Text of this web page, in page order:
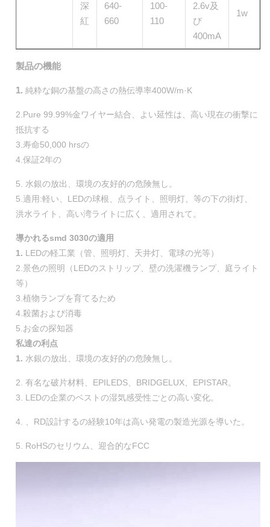
深
紅
640-
660
100-
110
2.6v及
び
400mA
1w
製品の機能
1. 純粋な銅の基盤の高さの熱伝導率400W/m·K
2.Pure 99.99%金ワイヤー結合、よい延性は、高い現在の衝撃に
抵抗する
3.寿命50,000 hrsの
4.保証2年の
5. 水銀の放出、環境の友好的の危険無し。
5.適用:軽い、LEDの球根、点ライト、照明灯、等の下の街灯、
洪水ライト、高い湾ライトに広く、適用されて。
導かれるsmd 3030の適用
1. LEDの軽工業（管、照明灯、天井灯、電球の光等）
2.景色の照明（LEDのストリップ、壁の洗濯機ランプ、庭ライト
等）
3.植物ランプを育てるため
4.殺菌および消毒
5.お金の探知器
私達の利点
1. 水銀の放出、環境の友好的の危険無し。
2. 有名な破片材料、EPILEDS、BRIDGELUX、EPISTAR。
3. LEDの企業のベストの湿気感受性ごとの高い変化。
4. 、RD設計するの経験10年は高い発電の製造光源を導いた。
5. RoHSのセリウム、迎合的なFCC